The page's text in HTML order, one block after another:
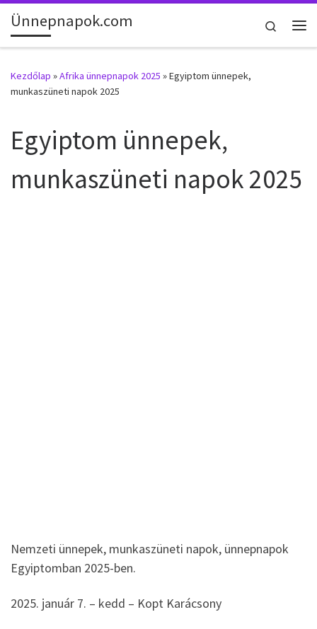
Skip to content
Ünnepnapok.com
Search
Kezdőlap »Afrika ünnepnapok 2025 »Egyiptom ünnepek,
munkaszüneti napok 2025
Egyiptom ünnepek,
munkaszüneti napok 2025
Nemzeti ünnepek, munkaszüneti napok, ünnepnapok
Egyiptomban 2025-ben.
2025. január 7. – kedd – Kopt Karácsony